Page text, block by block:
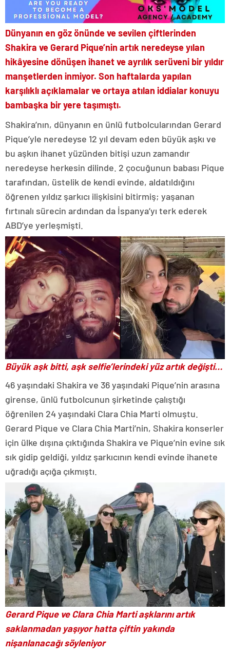
Dünyanın en göz önünde ve sevilen çiftlerinden
Shakira ve Gerard Pique’nin artık neredeyse yılan
hikâyesine dönüşen ihanet ve ayrılık serüveni bir yıldır
manşetlerden inmiyor. Son haftalarda yapılan
karşılıklı açıklamalar ve ortaya atılan iddialar konuyu
bambaşka bir yere taşımıştı.
Shakira’nın, dünyanın en ünlü futbolcularından Gerard
Pique’yle neredeyse 12 yıl devam eden büyük aşkı ve
bu aşkın ihanet yüzünden bitişi uzun zamandır
neredeyse herkesin dilinde. 2 çocuğunun babası Pique
tarafından, üstelik de kendi evinde, aldatıldığını
öğrenen yıldız şarkıcı ilişkisini bitirmiş; yaşanan
fırtınalı sürecin ardından da İspanya’yı terk ederek
ABD’ye yerleşmişti.
Büyük aşk bitti, aşk selfie’lerindeki yüz artık değişti…
46 yaşındaki Shakira ve 36 yaşındaki Pique’nin arasına
girense, ünlü futbolcunun şirketinde çalıştığı
öğrenilen 24 yaşındaki Clara Chia Marti olmuştu.
Gerard Pique ve Clara Chia Marti’nin, Shakira konserler
için ülke dışına çıktığında Shakira ve Pique’nin evine sık
sık gidip geldiği, yıldız şarkıcının kendi evinde ihanete
uğradığı açığa çıkmıştı.
Gerard Pique ve Clara Chia Marti aşklarını artık
saklanmadan yaşıyor hatta çiftin yakında
nişanlanacağı söyleniyor